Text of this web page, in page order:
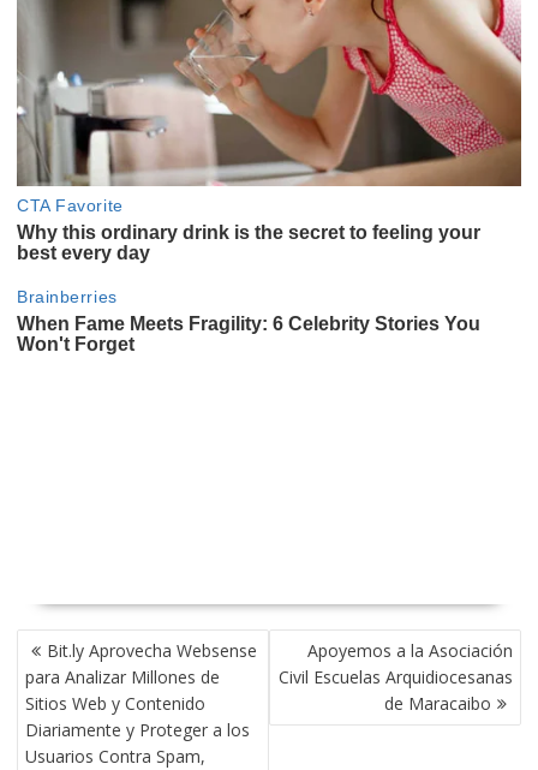
NAVEGACIÓN
DE
ENTRADAS
Bit.ly Aprovecha Websense
para Analizar Millones de
Sitios Web y Contenido
Diariamente y Proteger a los
Usuarios Contra Spam,
Apoyemos a la Asociación
Civil Escuelas Arquidiocesanas
de Maracaibo